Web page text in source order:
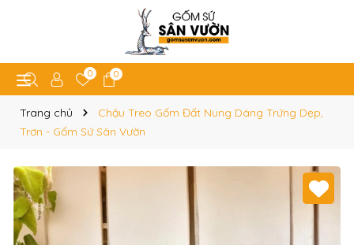
0 0
Trang chủ
Chậu Treo Gốm Đất Nung Dáng Trứng Dẹp,
Trơn - Gốm Sứ Sân Vườn